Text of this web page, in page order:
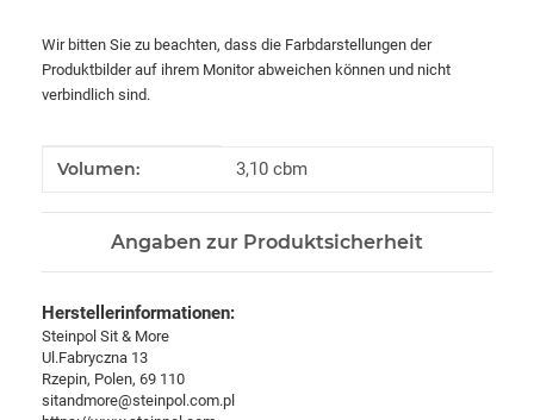
Wir bitten Sie zu beachten, dass die Farbdarstellungen der
Produktbilder auf ihrem Monitor abweichen können und nicht
verbindlich sind.
Produkteigenschaft
Wert
Volumen: 3,10 cbm
Angaben zur Produktsicherheit
Herstellerinformationen:
Steinpol Sit & More
Ul.Fabryczna 13
Rzepin, Polen, 69 110
sitandmore@steinpol.com.pl